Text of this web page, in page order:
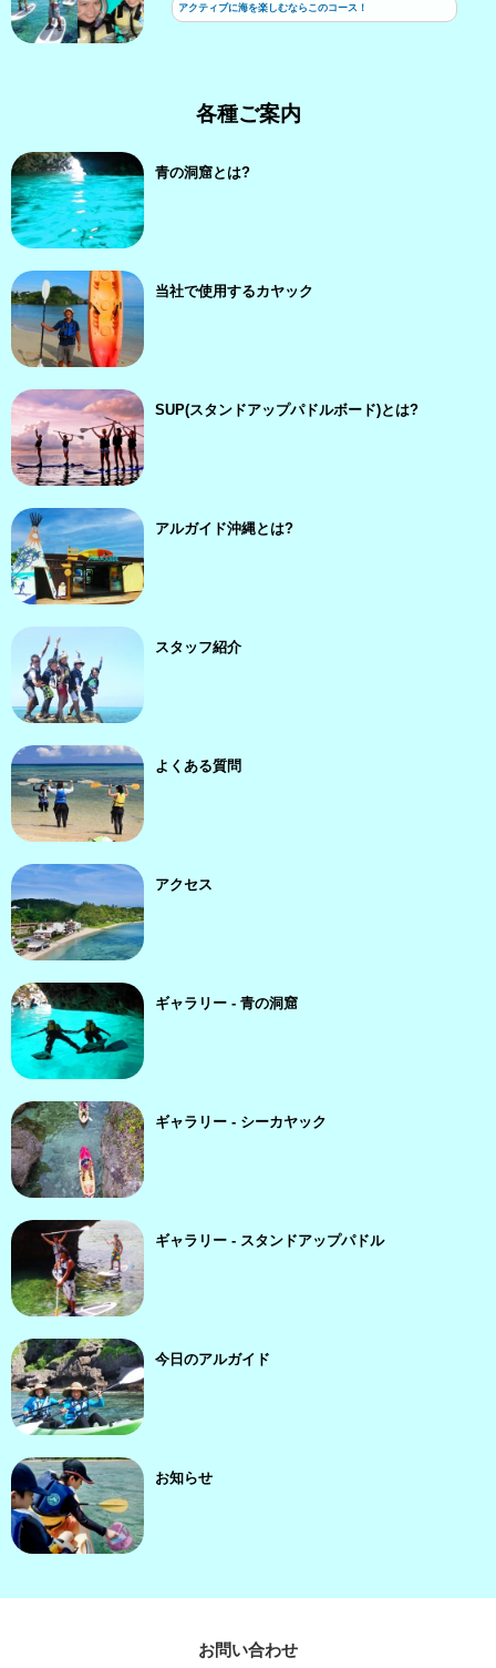
アクティブに海を楽しむならこのコース！
各種ご案内
青の洞窟とは?
当社で使用するカヤック
SUP(スタンドアップパドルボード)とは?
アルガイド沖縄とは?
スタッフ紹介
よくある質問
アクセス
ギャラリー - 青の洞窟
ギャラリー - シーカヤック
ギャラリー - スタンドアップパドル
今日のアルガイド
お知らせ
お問い合わせ